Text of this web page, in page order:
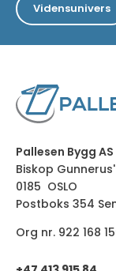
Vidensunivers
Pallesen Bygg AS
Biskop
0185 OSLO
Postboks 354
Org nr. 922 168